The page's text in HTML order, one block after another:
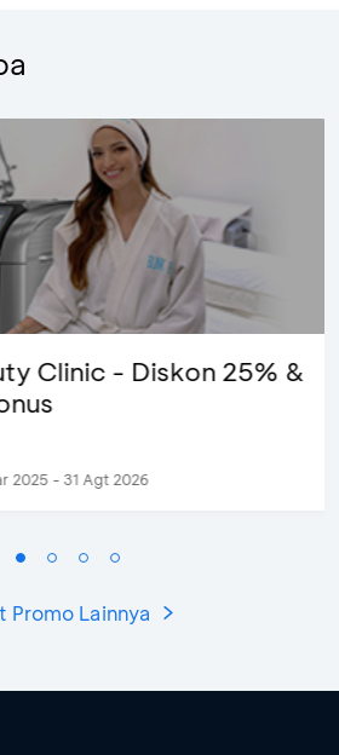
Clinic - Diskon 25% &
- 31 Agt 2026
Promo Lainnya